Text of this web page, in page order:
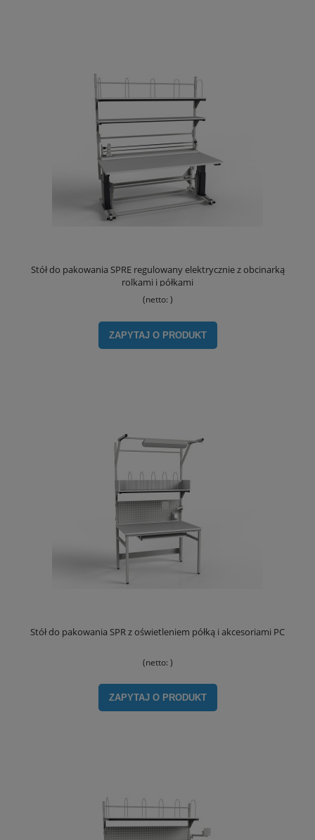
Stół do pakowania SPRE regulowany elektrycznie z obcinarką
rolkami i półkami
(netto: )
ZAPYTAJ O PRODUKT
Stół do pakowania SPR z oświetleniem półką i akcesoriami PC
(netto: )
ZAPYTAJ O PRODUKT